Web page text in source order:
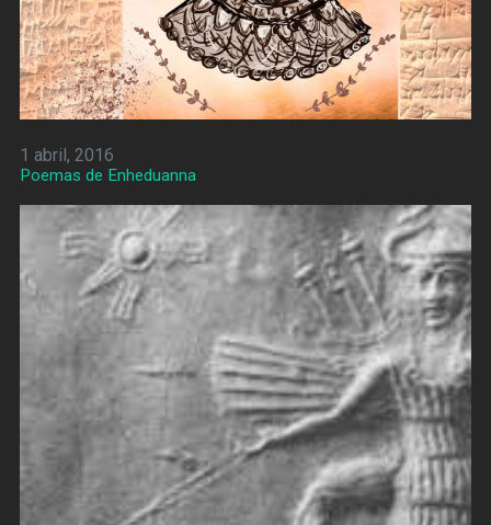
1 abril, 2016
Poemas de Enheduanna